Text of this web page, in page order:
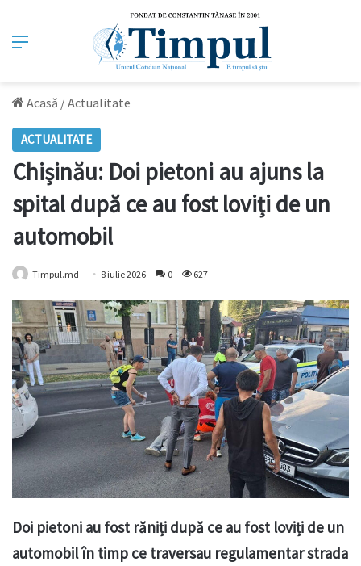
Meniu
Acasă /Actualitate
ACTUALITATE
Chișinău: Doi pietoni au ajuns la
spital după ce au fost loviți de un
automobil
Timpul.md 8 iulie 2026 0 627
Doi pietoni au fost răniți după ce au fost loviți de un
automobil în timp ce traversau regulamentar strada